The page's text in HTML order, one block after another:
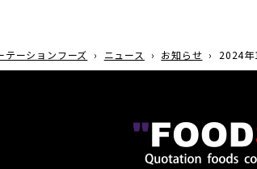
テーションフーズ › ニュース › お知らせ › 2024年